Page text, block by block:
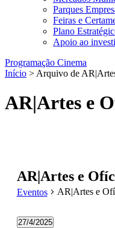
Parques
Feiras e
Plano
Apoio ao
Programação Cinema
Início > Arquivo de
AR|Artes e
AR|Artes e
Eventos AR|Artes e
Eventos
27/4/2025